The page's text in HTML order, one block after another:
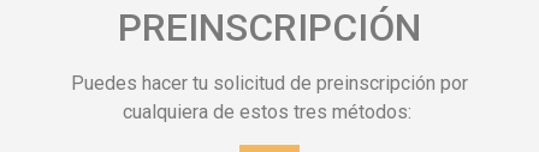
PREINSCRIPCIÓN
Puedes hacer tu solicitud de preinscripción por
cualquiera de estos tres métodos: